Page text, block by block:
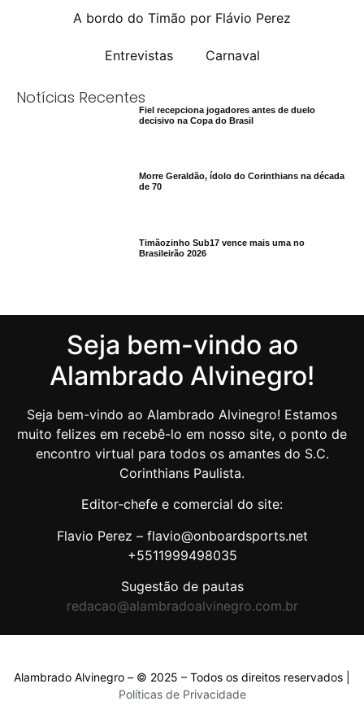
A bordo do Timão por Flávio Perez
Entrevistas Carnaval
Notícias Recentes
Fiel recepciona jogadores antes de duelo
decisivo na Copa do Brasil
Morre Geraldão, ídolo do Corinthians na década
de 70
Timãozinho Sub17 vence mais uma no
Brasileirão 2026
Seja bem-vindo ao
Alambrado Alvinegro!
Seja bem-vindo ao Alambrado Alvinegro! Estamos
muito felizes em recebê-lo em nosso site, o ponto de
encontro virtual para todos os amantes do S.C.
Corinthians Paulista.
Editor-chefe e comercial do site:
Flavio Perez – flavio@onboardsports.net
+5511999498035
Sugestão de pautas
redacao@alambradoalvinegro.com.br
Alambrado Alvinegro – © 2025 – Todos os direitos reservados |
Políticas de Privacidade